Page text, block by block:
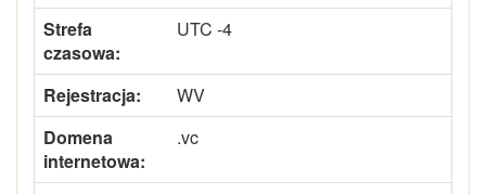
Strefa
czasowa:
UTC -4
Rejestracja:
WV
Domena
internetowa:
.vc